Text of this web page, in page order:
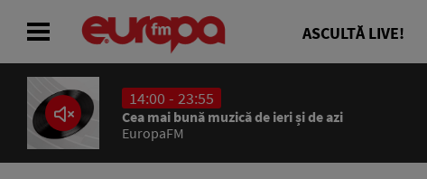
ASCULTĂ LIVE!
14:00 - 23:55
Cea mai bună muzică de ieri și de azi
EuropaFM
ACASĂ
ȘTIRI